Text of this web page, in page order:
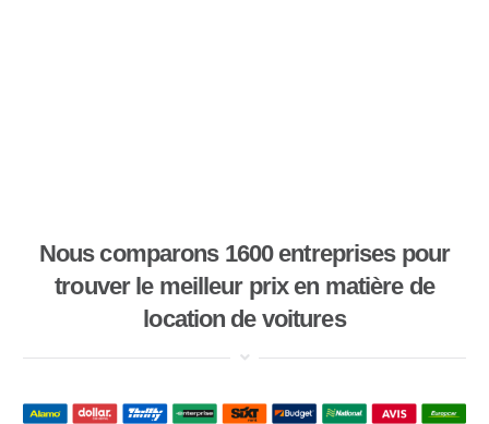
Nous comparons 1600 entreprises pour
trouver le meilleur prix en matière de
location de voitures